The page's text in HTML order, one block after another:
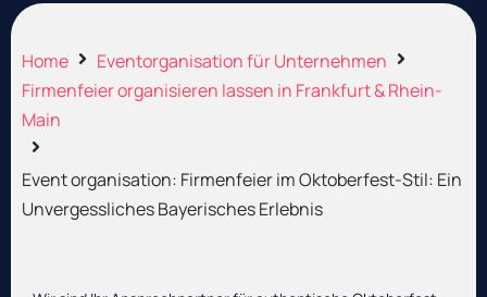
Home
Eventorganisation für Unternehmen
Firmenfeier organisieren lassen in Frankfurt & Rhein-
Main
Event organisation: Firmenfeier im Oktoberfest-Stil: Ein
Unvergessliches Bayerisches Erlebnis